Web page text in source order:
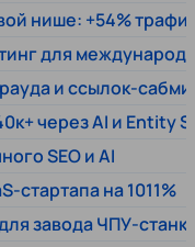
нише: +54%
для
и ссылок-
через AI и Entity
SEO и AI
стартапа на 1011%
завода ЧПУ-